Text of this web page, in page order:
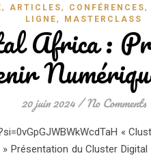
, ARTICLES, CONFÉRENCES,
LIGNE, MASTERCLASS
Africa :
20 juin 2024/ No Comments
«
Présentation du Cluster